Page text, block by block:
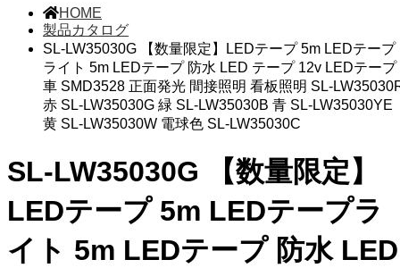
HOME
製品カタログ
SL-LW35030G 【数量限定】LEDテープ 5m LEDテープ
ライト 5m LEDテープ 防水 LED テープ 12v LEDテープ
車 SMD3528 正面発光 間接照明 看板照明 SL-
赤 SL-LW35030G 緑 SL-LW35030B 青 SL-LW35030YE
黄 SL-LW35030W 電球色 SL-LW35030C
SL-LW35030G 【数量限定】
LEDテープ 5m LEDテープラ
イト 5m LEDテープ 防水 LED